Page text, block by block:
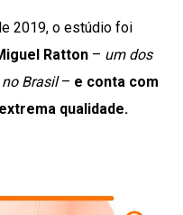
2019, o estúdio foi
Ratton – um dos
Brasil– e conta com
qualidade.